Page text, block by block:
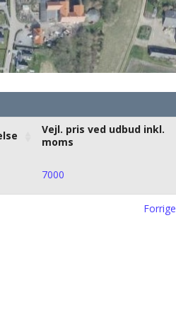
Vejl. pris ved udbud inkl.
moms
7000
Forrige